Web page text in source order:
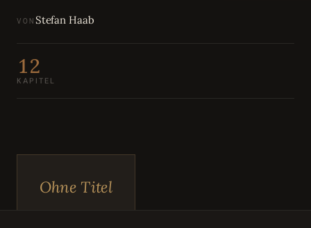
Karriere
VON Stefan Haab
12
KAPITEL
Ohne Titel